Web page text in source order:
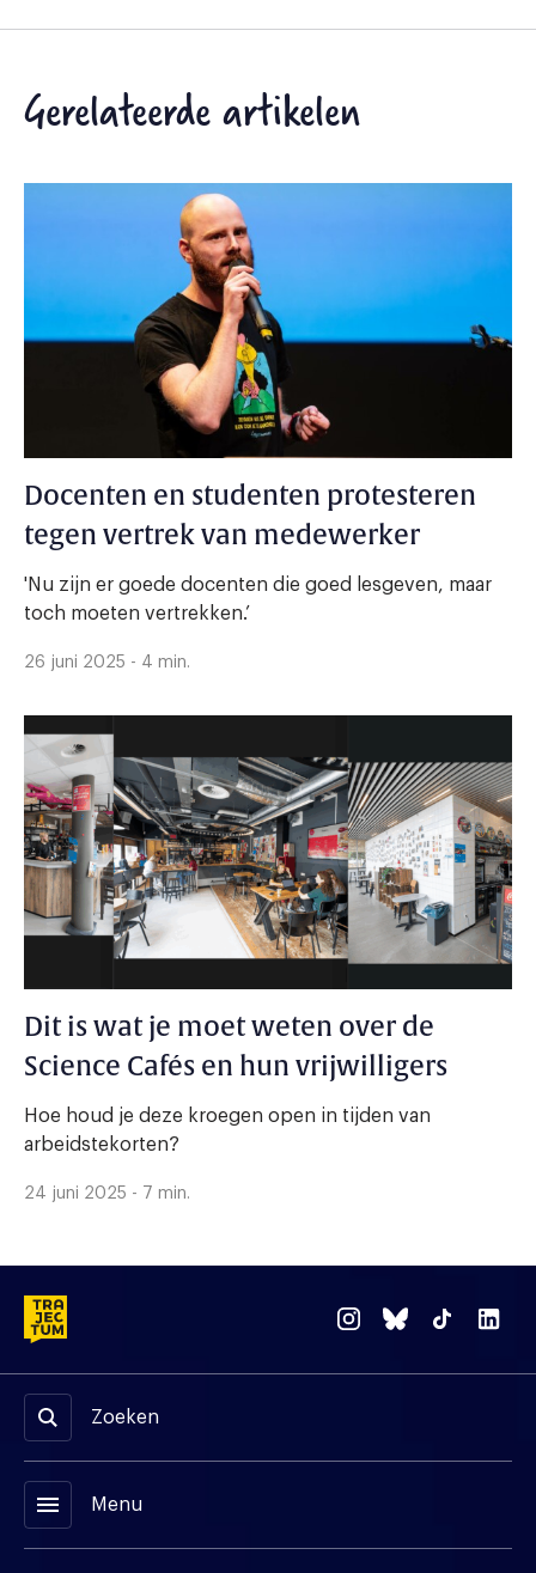
Gerelateerde artikelen
Docenten en studenten protesteren
tegen vertrek van medewerker
'Nu zijn er goede docenten die goed lesgeven, maar
toch moeten vertrekken.’
26 juni 2025 - 4 min.
Dit is wat je moet weten over de
Science Cafés en hun vrijwilligers
Hoe houd je deze kroegen open in tijden van
arbeidstekorten?
24 juni 2025 - 7 min.
Zoeken
menu Menu